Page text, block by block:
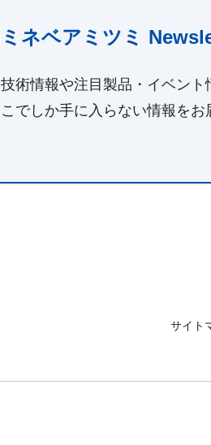
ミネベアミツミ
技術情報や注目製品・イベン
こでしか手に入らない情報をお
サイト